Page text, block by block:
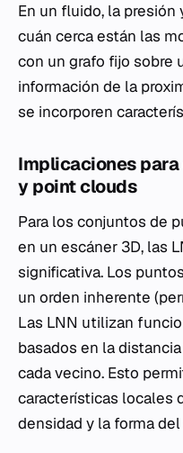
En un fluido, la
cuán cerca están las
con un grafo fijo sobre
información de la
se incorporen
Implicaciones
y point clouds
Para los conjuntos de
en un escáner 3D, las
significativa. Los
un orden inherente
Las LNN utilizan
basados en la
cada vecino. Esto
características locales
densidad y la forma